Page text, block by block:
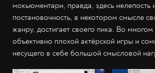
мокьюментари, правда, здесь нелепость
постановочность, в некотором смысле
жанру, достигает своего пика. Во многом
объективно плохой актёрской игры и
несущего в себе большой смысловой